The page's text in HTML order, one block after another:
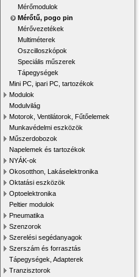
Mérőmodulok
Mérőtű, pogo pin
Mérővezetékek
Multiméterek
Oszcilloszkópok
Speciális műszerek
Tápegységek
Mini PC, ipari PC, tartozékok
Modulok
Modulvilág
Motorok, Ventilátorok, Fűtőelemek
Munkavédelmi eszközök
Műszerdobozok
Napelemek és tartozékok
NYÁK-ok
Okosotthon, Lakáselektronika
Oktatási eszközök
Optoelektronika
Peltier modulok
Pneumatika
Szenzorok
Szerelési segédanyagok
Szerszám és forrasztás
Tápegységek, Adapterek
Tranzisztorok